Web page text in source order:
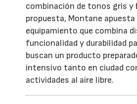
combinación de tonos gris y
propuesta, Montane apuesta
equipamiento que combina
funcionalidad y durabilidad
buscan un producto
intensivo tanto en ciudad
actividades al aire libre.